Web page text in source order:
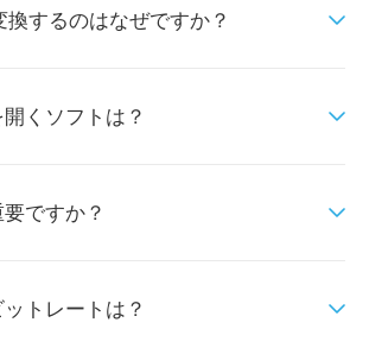
するのはなぜですか？
くソフトは？
ですか？
トレートは？